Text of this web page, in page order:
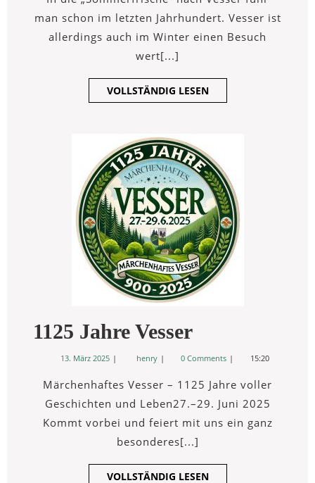
man schon im letzten Jahrhundert. Vesser ist
allerdings auch im Winter einen Besuch
wert[...]
VOLLSTÄNDIG LESENVOLLSTÄNDIG
LESEN
1125 Jahre Vesser1125
Jahre
Vesser
13. März 2025 13.
März
henry 1125
Jahre
0 Comments 15:20
Märchenhaftes Vesser – 1125 Jahre voller
Geschichten und Leben27.–29. Juni 2025
Kommt vorbei und feiert mit uns ein ganz
besonderes[...]
VOLLSTÄNDIG LESENVOLLSTÄNDIG